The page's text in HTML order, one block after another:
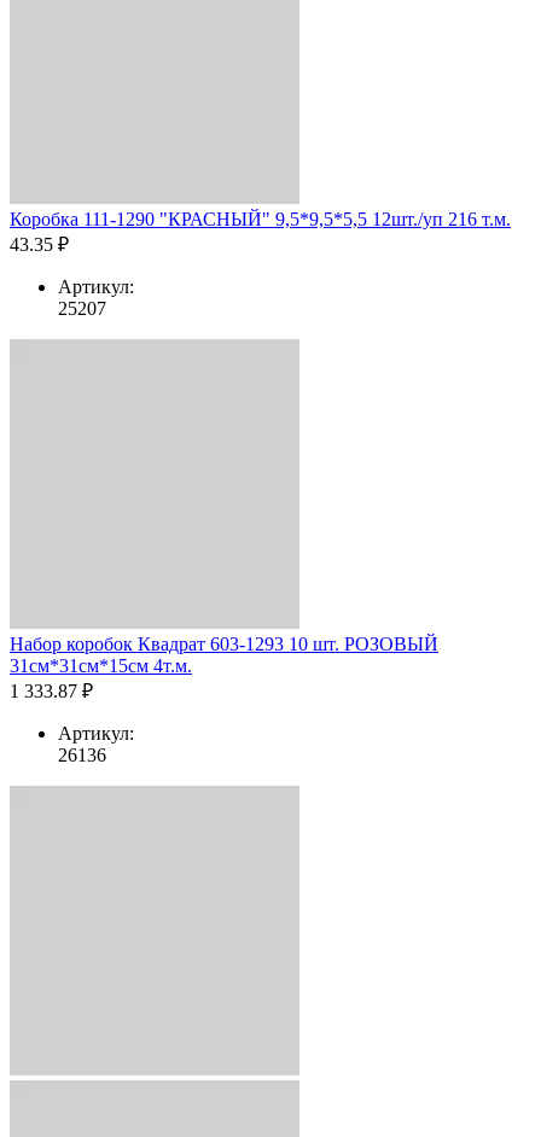
Коробка 111-1290 "КРАСНЫЙ" 9,5*9,5*5,5 12шт./уп 216 т.м.
43.35 ₽
Артикул:
25207
Набор коробок Квадрат 603-1293 10 шт. РОЗОВЫЙ
31см*31см*15см 4т.м.
1 333.87 ₽
Артикул:
26136